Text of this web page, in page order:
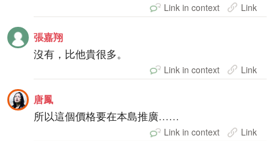
Link in context Link
張嘉翔
沒有，比他貴很多。
Link in context Link
唐鳳
所以這個價格要在本島推廣……
Link in context Link